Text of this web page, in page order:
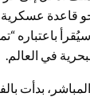
قاعدة عسكرية
باعتباره
في العالم.
بدأت